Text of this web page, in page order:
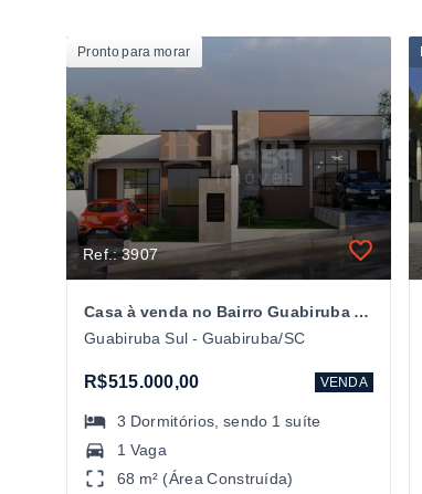
Pronto para morar
Ref.: 3907
Casa à venda no Bairro Guabiruba Sul em Guabiruba/SC
Guabiruba Sul - Guabiruba/SC
R$515.000,00 VENDA
3 Dormitórios , sendo 1 suíte
1 Vaga
68 m² (Área Construída)